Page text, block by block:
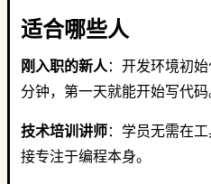
适合哪些人
刚入职的新人：开发环境初
分钟，第一天就能开始写代码
技术培训讲师：学员无需在
接专注于编程本身。